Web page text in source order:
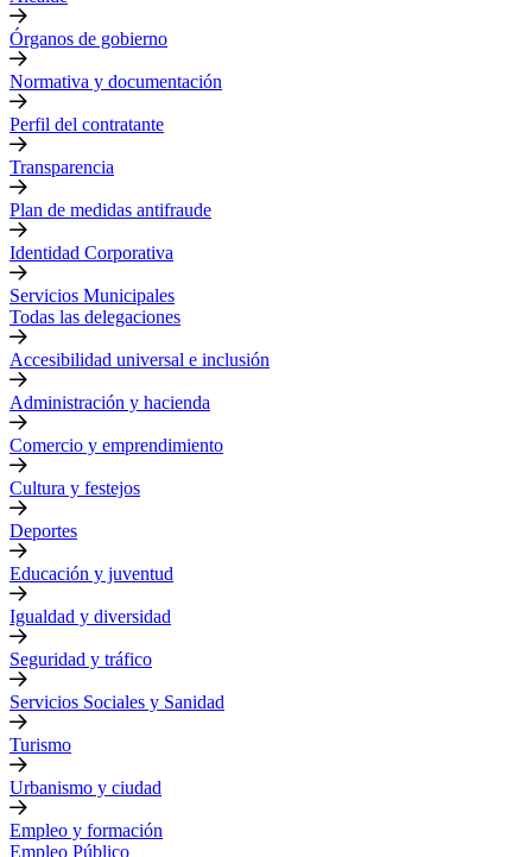
Órganos de gobierno
Normativa y documentación
Perfil del contratante
Transparencia
Plan de medidas antifraude
Identidad Corporativa
Servicios Municipales
Todas las delegaciones
Accesibilidad universal e inclusión
Administración y hacienda
Comercio y emprendimiento
Cultura y festejos
Deportes
Educación y juventud
Igualdad y diversidad
Seguridad y tráfico
Servicios Sociales y Sanidad
Turismo
Urbanismo y ciudad
Empleo y formación
Empleo Público